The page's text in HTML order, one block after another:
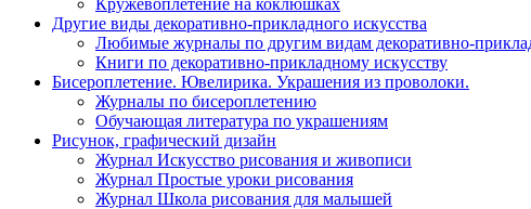
Кружевоплетение на коклюшках
Другие виды декоративно-прикладного искусства
Любимые журналы по другим видам декоративно-
Книги по декоративно-прикладному искусству
Бисероплетение. Ювелирика. Украшения из проволоки.
Журналы по бисероплетению
Обучающая литература по украшениям
Рисунок, графический дизайн
Журнал Искусство рисования и живописи
Журнал Простые уроки рисования
Журнал Школа рисования для малышей